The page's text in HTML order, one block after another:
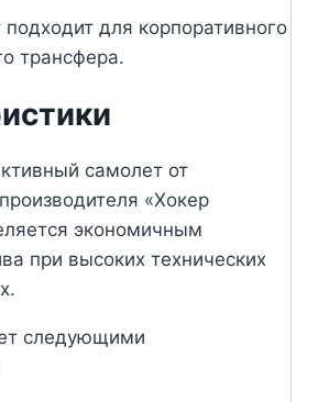
для корпоративного
трансфера.
самолет от
«Хокер
экономичным
при высоких технических
следующими